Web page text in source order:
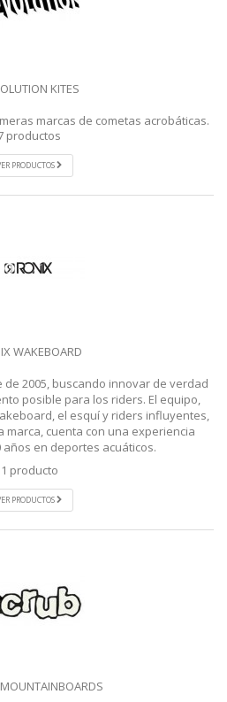
KITES
marcas de cometas acrobáticas.
productos
PRODUCTOS
WAKEBOARD
de 2005, buscando innovar de verdad
posible para los riders. El equipo,
el esquí y riders influyentes,
cuenta con una experiencia
años en deportes acuáticos.
1 producto
PRODUCTOS